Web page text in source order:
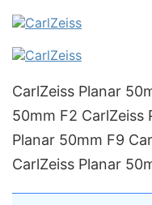
CarlZeiss Planar
50mm F2 CarlZeiss
Planar 50mm F9
CarlZeiss Planar